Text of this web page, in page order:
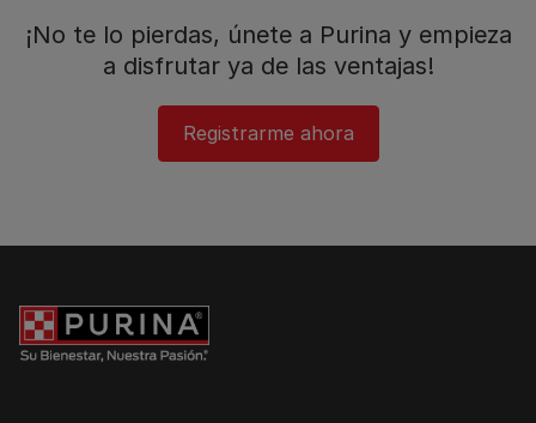
¡No te lo pierdas, únete a Purina y empieza
a disfrutar ya de las ventajas!​
Registrarme ahora